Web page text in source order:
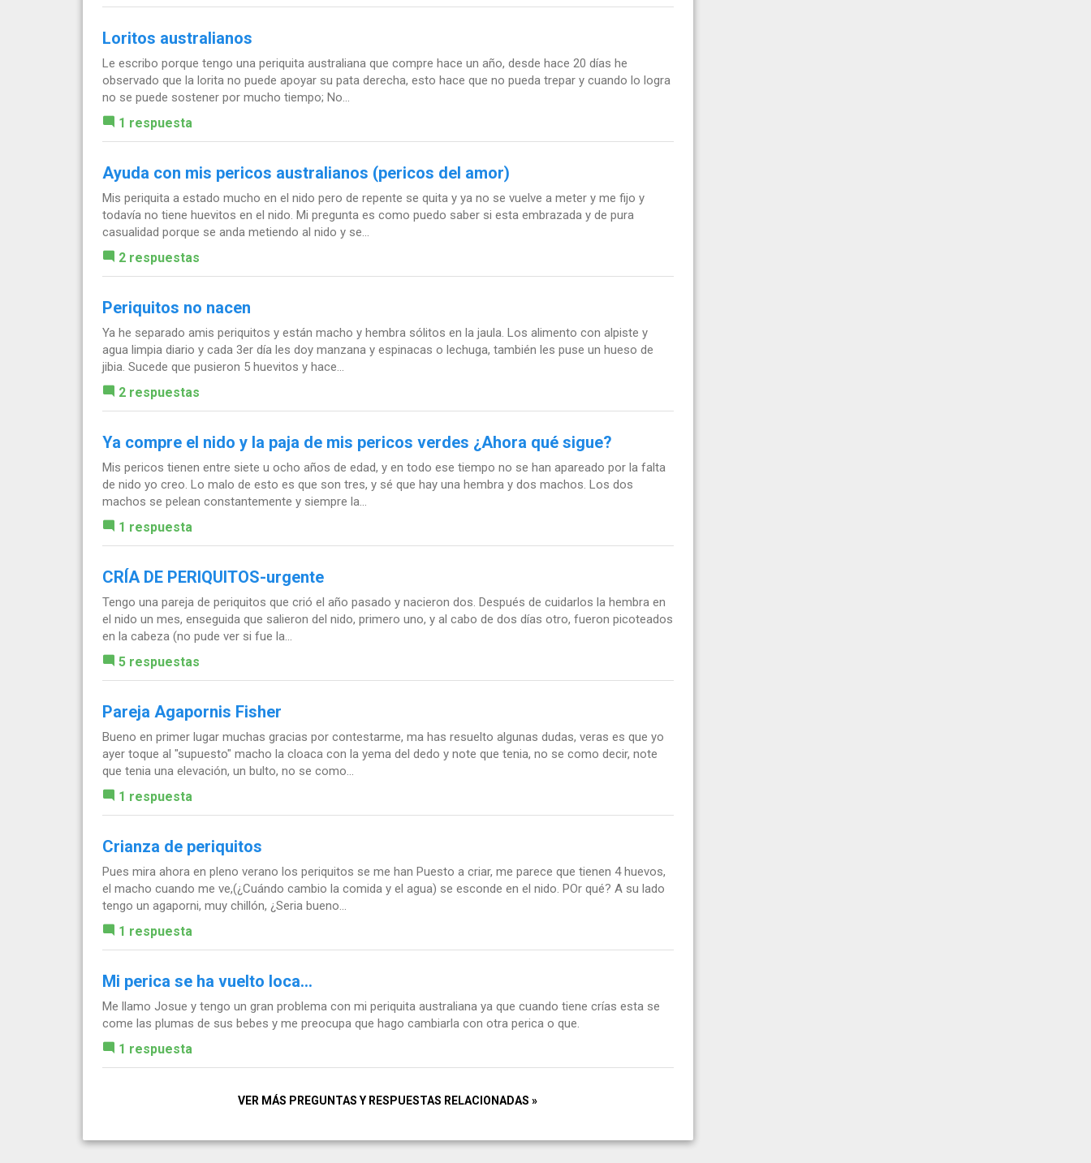
Loritos australianos
Le escribo porque tengo una periquita australiana que compre hace un año, desde hace 20 días he
observado que la lorita no puede apoyar su pata derecha, esto hace que no pueda trepar y cuando lo logra
no se puede sostener por mucho tiempo; No...
1 respuesta
Ayuda con mis pericos australianos (pericos del amor)
Mis periquita a estado mucho en el nido pero de repente se quita y ya no se vuelve a meter y me fijo y
todavía no tiene huevitos en el nido. Mi pregunta es como puedo saber si esta embrazada y de pura
casualidad porque se anda metiendo al nido y se...
2 respuestas
Periquitos no nacen
Ya he separado amis periquitos y están macho y hembra sólitos en la jaula. Los alimento con alpiste y
agua limpia diario y cada 3er día les doy manzana y espinacas o lechuga, también les puse un hueso de
jibia. Sucede que pusieron 5 huevitos y hace...
2 respuestas
Ya compre el nido y la paja de mis pericos verdes ¿Ahora qué sigue?
Mis pericos tienen entre siete u ocho años de edad, y en todo ese tiempo no se han apareado por la falta
de nido yo creo. Lo malo de esto es que son tres, y sé que hay una hembra y dos machos. Los dos
machos se pelean constantemente y siempre la...
1 respuesta
CRÍA DE PERIQUITOS-urgente
Tengo una pareja de periquitos que crió el año pasado y nacieron dos. Después de cuidarlos la hembra en
el nido un mes, enseguida que salieron del nido, primero uno, y al cabo de dos días otro, fueron picoteados
en la cabeza (no pude ver si fue la...
5 respuestas
Pareja Agapornis Fisher
Bueno en primer lugar muchas gracias por contestarme, ma has resuelto algunas dudas, veras es que yo
ayer toque al "supuesto" macho la cloaca con la yema del dedo y note que tenia, no se como decir, note
que tenia una elevación, un bulto, no se como...
1 respuesta
Crianza de periquitos
Pues mira ahora en pleno verano los periquitos se me han Puesto a criar, me parece que tienen 4 huevos,
el macho cuando me ve,(¿Cuándo cambio la comida y el agua) se esconde en el nido. POr qué? A su lado
tengo un agaporni, muy chillón, ¿Seria bueno...
1 respuesta
Mi perica se ha vuelto loca...
Me llamo Josue y tengo un gran problema con mi periquita australiana ya que cuando tiene crías esta se
come las plumas de sus bebes y me preocupa que hago cambiarla con otra perica o que.
1 respuesta
VER MÁS PREGUNTAS Y RESPUESTAS RELACIONADAS »